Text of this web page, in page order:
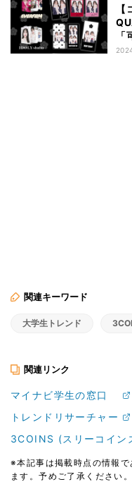
た
関連キーワード
大学生トレンド
関連リンク
マイナビ学生の窓口
トレンドリサーチャー
3COINS (スリーコイン
※本記事は掲載時点の情報
ます。予めご了承ください。